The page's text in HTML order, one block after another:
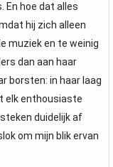
En hoe dat alles
hij zich alleen
muziek en te weinig
dan aan haar
borsten: in haar laag
elk enthousiaste
duidelijk af
om mijn blik ervan